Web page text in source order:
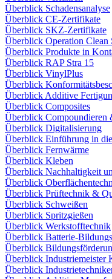
Überblick Schadensanalyse
Überblick CE-Zertifikate
Überblick SKZ-Zertifikate
Überblick Operation
Überblick Produkte in
Überblick RAP Stra 15
Überblick VinylPlus
Überblick
Überblick Additive
Überblick Composites
Überblick Compoundieren
Überblick Digitalisierung
Überblick Einführung in
Überblick Fernwärme
Überblick Kleben
Überblick Nachhaltigkeit
Überblick
Überblick Prüftechnik &
Überblick Schweißen
Überblick Spritzgießen
Überblick Werkstofftechnik
Überblick Batterie-
Überblick
Überblick Industriemeister
Überblick